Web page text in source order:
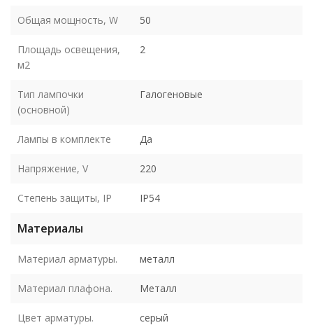
Общая мощность, W 50
Площадь освещения,
м2
2
Тип лампочки
(основной)
Галогеновые
Лампы в комплекте Да
Напряжение, V 220
Степень защиты, IP IP54
Материалы
Материал арматуры. металл
Материал плафона. Металл
Цвет арматуры. серый